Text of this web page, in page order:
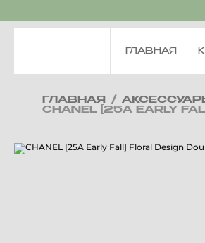
ГЛАВНАЯ
ГЛАВНАЯ /
CHANEL [25A EARLY